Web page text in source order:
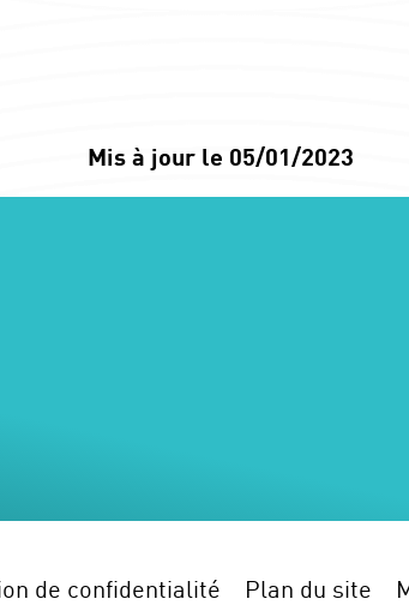
Mis à jour le 05/01/2023
de confidentialité Plan du site